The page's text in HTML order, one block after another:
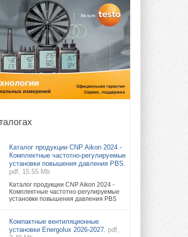
Каталог продукции CNP Aikon 2024 -
Комплектные частотно-регулируемые
установки повышения давления PBS.
pdf, 15.55 Mb
Каталог продукции CNP Aikon 2024 -
Комплектные частотно-регулируемые
установки повышения давления PBS
Компактные вентиляционные
установки Energolux 2026-2027. pdf,